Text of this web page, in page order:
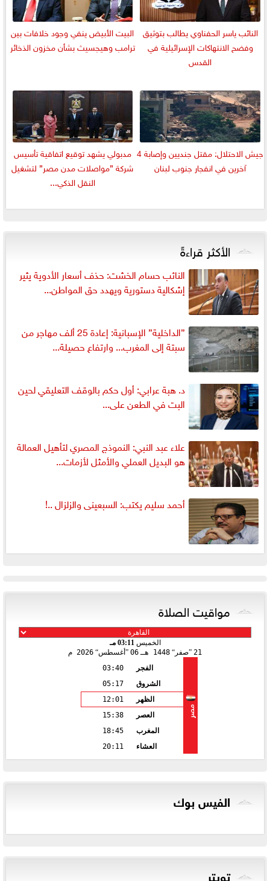
النائب ياسر الحفناوي يطالب بتوثيق
وفضح الانتهاكات الإسرائيلية في
القدس
البيت الأبيض ينفي وجود خلافات بين
ترامب وهيجسيث بشأن مخزون الذخائر
جيش الاحتلال: مقتل جنديين وإصابة 4
آخرين في انفجار جنوب لبنان
مدبولي يشهد توقيع اتفاقية تأسيس
شركة ”مواصلات مدن مصر” لتشغيل
النقل الذكي...
الأكثر قراءةً
النائب حسام الخشت: حذف أسعار الأدوية يثير
إشكالية دستورية ويهدد حق المواطن...
”الداخلية” الإسبانية: إعادة 25 ألف مهاجر من
سبتة إلى المغرب... وارتفاع حصيلة...
د. هبة عرابي: أول حكم بالوقف التعليقي لحين
البت في الطعن على...
علاء عبد النبي: النموذج المصري لتأهيل العمالة
هو البديل العملي والأمثل لأزمات...
أحمد سليم يكتب: السبعينى والزلزال ..!
مواقيت الصلاة
الخميس 03:11 مـ
21
صفر 1448 هـ 06 أغسطس 2026 م
مصر
الفجر
03:40
الشروق
05:17
الظهر
12:01
العصر
15:38
المغرب
18:45
العشاء
20:11
الفيس بوك
تويتر